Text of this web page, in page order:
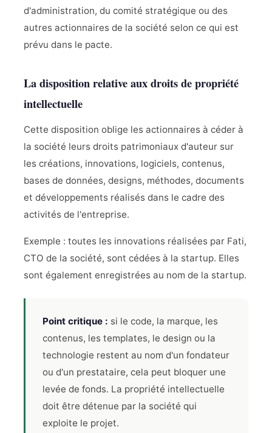
d'administration, du comité stratégique ou des
autres actionnaires de la société selon ce qui est
prévu dans le pacte.
La disposition relative aux droits de propriété
intellectuelle
Cette disposition oblige les actionnaires à céder à
la société leurs droits patrimoniaux d'auteur sur
les créations, innovations, logiciels, contenus,
bases de données, designs, méthodes, documents
et développements réalisés dans le cadre des
activités de l'entreprise.
Exemple : toutes les innovations réalisées par Fati,
CTO de la société, sont cédées à la startup. Elles
sont également enregistrées au nom de la startup.
Point critique : si le code, la marque, les
contenus, les templates, le design ou la
technologie restent au nom d'un fondateur
ou d'un prestataire, cela peut bloquer une
levée de fonds. La propriété intellectuelle
doit être détenue par la société qui
exploite le projet.